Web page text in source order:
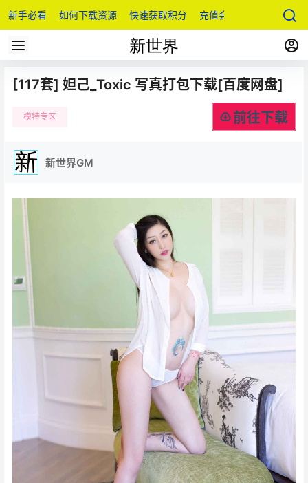
新手必看 如何下载资源 快速获取积分 充值会员
[117套] 妲己_Toxic 写真打包下载[百度网盘]
模特专区 前往下载
新世界GM